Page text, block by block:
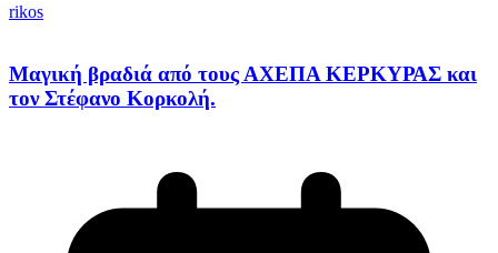
rikos
Μαγική βραδιά από τους ΑΧΕΠΑ ΚΕΡΚΥΡΑΣ και
τον Στέφανο Κορκολή.